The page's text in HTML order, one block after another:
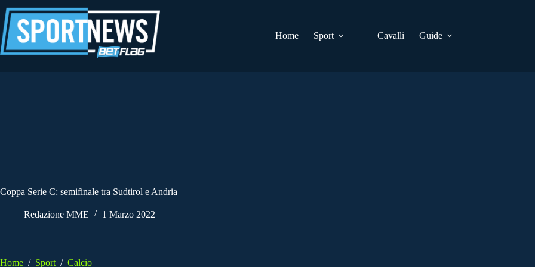
al
contenuto
Home
Sport Cavalli Guide
Coppa Serie C: semifinale tra Sudtirol e Andria
Redazione MME 1 Marzo 2022
Home / Sport / Calcio